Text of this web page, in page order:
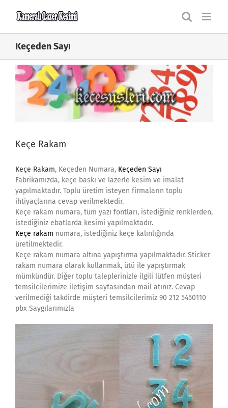
Keçeden Sayı
Keçe Rakam
Keçe Rakam, Keçeden Numara, Keçeden Sayı
Fabrikamızda, keçe baskı ve lazerle kesim ve imalat
yapılmaktadır. Toplu üretim isteyen firmaların toplu
ihtiyaçlarına cevap verilmektedir.
Keçe rakam numara, tüm yazı fontları, istediğiniz renklerden,
istediğiniz ebatlarda kesimi yapılmaktadır.
Keçe rakam numara, istediğiniz keçe kalınlığında
üretilmektedir.
Keçe rakam numara altına yapıştırma yapılmaktadır. Sticker
rakam numara olarak kullanmak, ütü ile yapıştırmak
mümkündür. Diğer toplu taleplerinizle ilgili lütfen müşteri
temsilcilerimize iletişim sayfasından mail atınız. Cevap
verilmediği takdirde müşteri temsilcilerimiz 90 212 5450110
pbx Saygılarımızla